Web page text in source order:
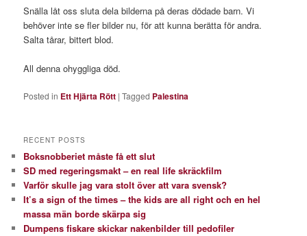
Snälla låt oss sluta dela bilderna på deras dödade barn. Vi
behöver inte se fler bilder nu, för att kunna berätta för andra.
Salta tårar, bittert blod.
All denna ohyggliga död.
Posted in Ett Hjärta Rött |Tagged Palestina
RECENT POSTS
Boksnobberiet måste få ett slut
SD med regeringsmakt – en real life skräckfilm
Varför skulle jag vara stolt över att vara svensk?
It’s a sign of the times – the kids are all right och en hel
massa män borde skärpa sig
Dumpens fiskare skickar nakenbilder till pedofiler